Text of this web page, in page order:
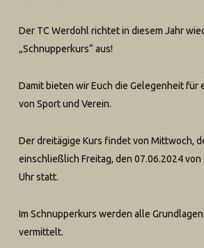
Der TC Werdohl richtet in diesem Jahr
„Schnupperkurs“ aus!
Damit bieten wir Euch die Gelegenheit für
von Sport und Verein.
Der dreitägige Kurs findet von Mittwoch,
einschließlich Freitag, den 07.06.2024von
Uhrstatt.
Im Schnupperkurs werden alle
vermittelt.